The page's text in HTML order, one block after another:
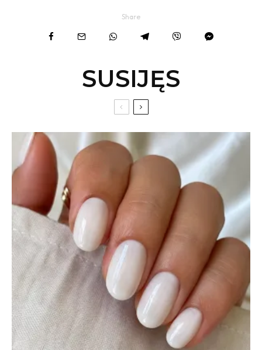
Share
SUSIJĘS